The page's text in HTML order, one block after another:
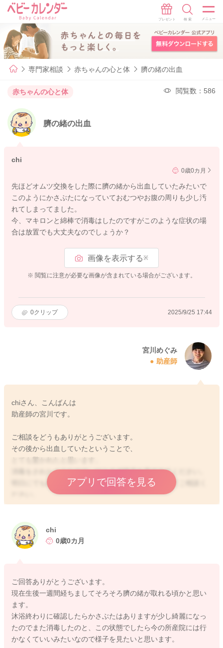
専門家相談 赤ちゃんの心と体 臍の緒の出血
赤ちゃんの心と体 閲覧数：586
臍の緒の出血
chi
0歳0カ月
先ほどオムツ交換をした際に臍の緒から出血していたみたいで
このようにかさぶたになっていておむつやお腹の周りも少し汚
れてしまってました。
今、マキロンと綿棒で消毒はしたのですがこのような症状の場
合は放置でも大丈夫なのでしょうか？
画像を表示する※
※ 閲覧に注意が必要な画像が含まれている場合がございます。
0クリップ 2025/9/25 17:44
宮川めぐみ
助産師
chiさん、こんばんは
助産師の宮川です。
ご相談をどうもありがとうございます。
その後から出血していたということで、
とても驚かれたと思います。
消毒をされたようなので、ひとまず様子を見てみてください。
明日にでも産院へ、状況を伝えて受診の有無についてご相談く
日齢はわからないのですが、まだしっかりへそもがくっついて
もしもおへそ周りに赤みや腫れ、匂いなど気になることがあり
ましたら、併せて産院へお伝えください。
アプリで回答を見る
chi
0歳0カ月
ご回答ありがとうございます。
現在生後一週間経ちましてそろそろ臍の緒が取れる頃かと思い
ます。
沐浴終わりに確認したらかさぶたはありますが少し綺麗になっ
たのでまた消毒したのと、この状態でしたら今の所産院には行
かなくていいみたいなので様子を見たいと思います。